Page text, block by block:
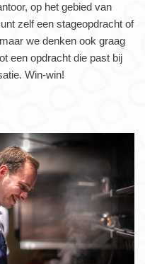
op het gebied van
zelf een stageopdracht of
we denken ook graag
een opdracht die past bij
Win-win!